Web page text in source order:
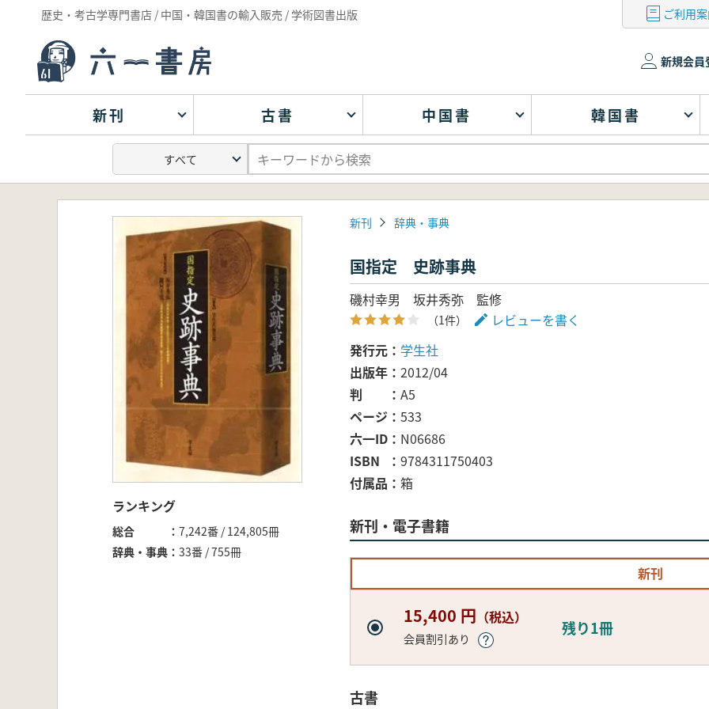
歴史・考古学専門書店 / 中国・韓国書の輸入販売 / 学術図書出版 ご利用
新規会員
新刊 古書 中国書 韓国書
ランキング
総合
7,242番 / 124,805冊
辞典・事典
33番 / 755冊
新刊 辞典・事典
国指定 史跡事典
磯村幸男 坂井秀弥 監修
（1件）
レビューを書く
発行元
学生社
出版年
2012/04
判
A5
ページ
533
六一ID
N06686
ISBN
9784311750403
付属品
箱
新刊・電子書籍
新刊
15,400 円 （税込）
会員割引あり
残り1冊
古書